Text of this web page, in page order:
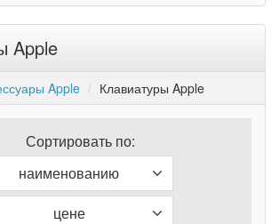
Apple
Apple Клавиатуры Apple
Сортировать по:
наименованию
цене